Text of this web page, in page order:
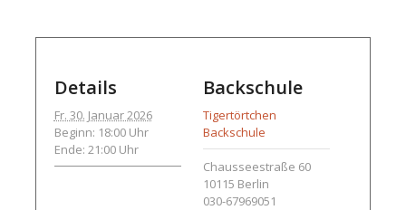
Details
Fr. 30. Januar 2026
Beginn: 18:00 Uhr
Ende: 21:00 Uhr
Backschule
Tigertörtchen
Backschule
Chausseestraße 60
10115 Berlin
030-67969051